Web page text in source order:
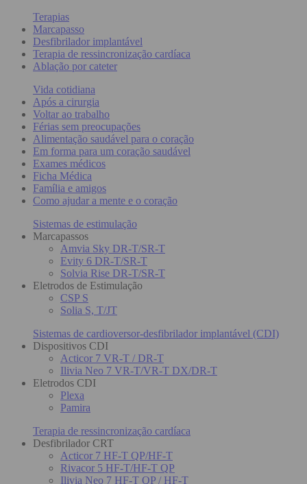
Terapias
Marcapasso
Desfibrilador implantável
Terapia de ressincronização cardíaca
Ablação por cateter
Vida cotidiana
Após a cirurgia
Voltar ao trabalho
Férias sem preocupações
Alimentação saudável para o coração
Em forma para um coração saudável
Exames médicos
Ficha Médica
Família e amigos
Como ajudar a mente e o coração
Sistemas de estimulação
Marcapassos
Amvia Sky DR-T/SR-T
Evity 6 DR-T/SR-T
Solvia Rise DR-T/SR-T
Eletrodos de Estimulação
CSP S
Solia S, T/JT
Sistemas de cardioversor-desfibrilador implantável (CDI)
Dispositivos CDI
Acticor 7 VR-T / DR-T
Ilivia Neo 7 VR-T/VR-T DX/DR-T
Eletrodos CDI
Plexa
Pamira
Terapia de ressincronização cardíaca
Desfibrilador CRT
Acticor 7 HF-T QP/HF-T
Rivacor 5 HF-T/HF-T QP
Ilivia Neo 7 HF-T QP / HF-T